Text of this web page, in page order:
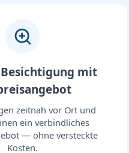
mit
zeitnah vor Ort und
ein verbindliches
— ohne versteckte
Kosten.